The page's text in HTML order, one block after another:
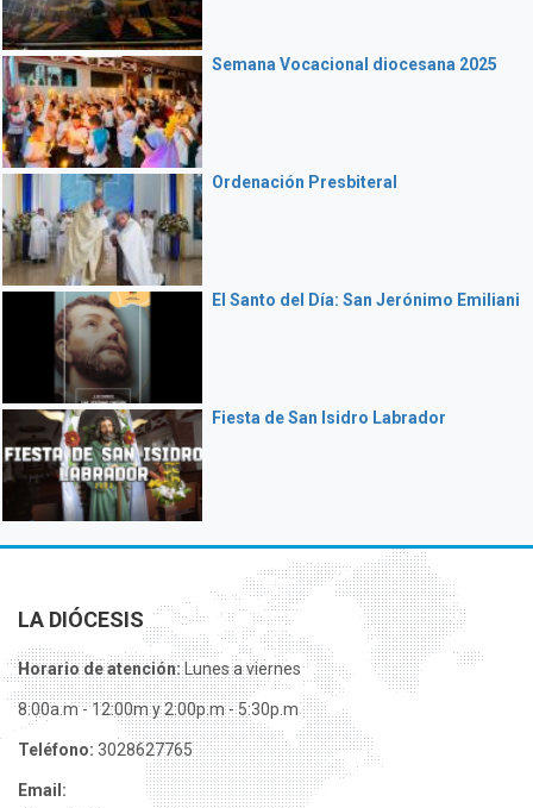
Semana Vocacional diocesana 2025
Ordenación Presbiteral
El Santo del Día: San Jerónimo Emiliani
Fiesta de San Isidro Labrador
LA DIÓCESIS
Horario de atención:Lunes a viernes
8:00a.m - 12:00m y 2:00p.m - 5:30p.m
Teléfono: 3028627765
Email: